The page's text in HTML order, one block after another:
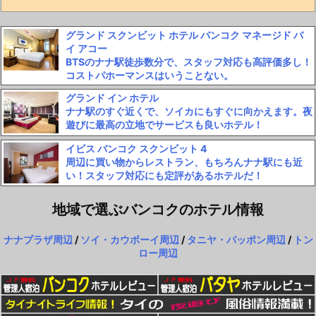
グランド スクンビット ホテル バンコク マネージド バ
イ アコー
BTSのナナ駅徒歩数分で、スタッフ対応も高評価多し！
コストパホーマンスはいうことない。
グランド イン ホテル
ナナ駅のすぐ近くで、ソイカにもすぐに向かえます。夜
遊びに最高の立地でサービスも良いホテル！
イビス バンコク スクンビット 4
周辺に買い物からレストラン、もちろんナナ駅にも近
い！スタッフ対応にも定評があるホテルだ！
地域で選ぶバンコクのホテル情報
ナナプラザ周辺 / ソイ・カウボーイ周辺 /タニヤ・パッポン周辺 / トン
ロー周辺